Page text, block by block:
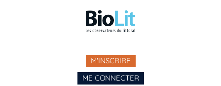
M'INSCRIRE
ME CONNECTER